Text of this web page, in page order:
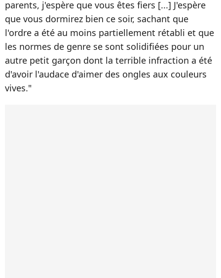
parents, j'espère que vous êtes fiers [...] J'espère
que vous dormirez bien ce soir, sachant que
l'ordre a été au moins partiellement rétabli et que
les normes de genre se sont solidifiées pour un
autre petit garçon dont la terrible infraction a été
d'avoir l'audace d'aimer des ongles aux couleurs
vives."